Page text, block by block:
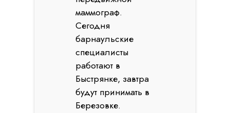
маммограф.
Сегодня
барнаульские
специалисты
работают в
Быстрянке, завтра
будут принимать в
Березовке.